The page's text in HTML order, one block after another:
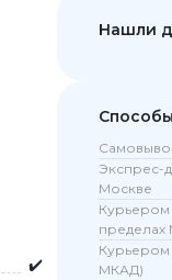
8 Pro
✔️
Нашли
Экспрес-
Москве
Курьером
пределах
Курьером
МКАД)